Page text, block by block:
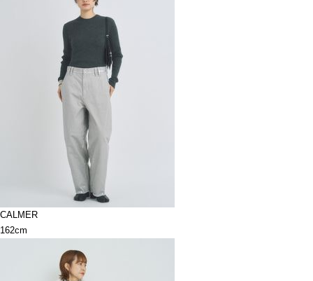
CALMER
162cm